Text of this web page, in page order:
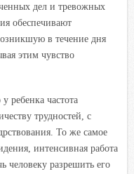
дел и тревожных
обеспечивают
в течение дня
этим чувство
ребенка частота
трудностей, с
То же самое
интенсивная работа
человеку разрешить его